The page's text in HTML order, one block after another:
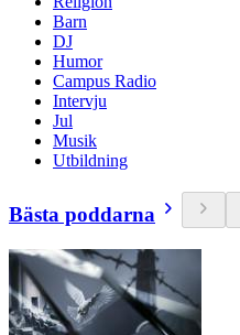
Barn
DJ
Humor
Campus Radio
Intervju
Jul
Musik
Utbildning
Bästa poddarna